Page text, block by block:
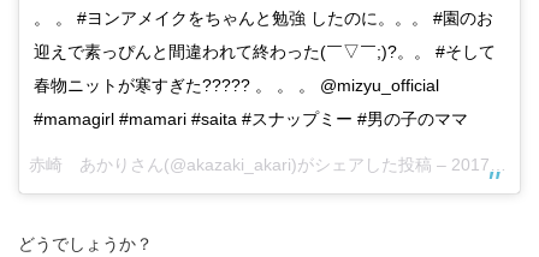
。 。 #ヨンアメイクをちゃんと勉強 したのに。。。 #園のお
迎えで素っぴんと間違われて終わった(￣▽￣;)?。。 #そして
春物ニットが寒すぎた????? 。 。 。 @mizyu_official
#mamagirl #mamari #saita #スナップミー #男の子のママ
赤崎 あかりさん(@akazaki_akari)がシェアした投稿 – 2017 1月 18 10:47午後 PST
どうでしょうか？